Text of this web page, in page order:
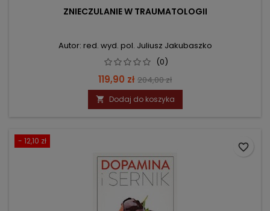
ZNIECZULANIE W TRAUMATOLOGII
Autor: red. wyd. pol. Juliusz Jakubaszko
(0)
Cena
119,90 zł Cena
podstawowa
204,00 zł
 Dodaj do koszyka
- 12,10 zł
favorite_border